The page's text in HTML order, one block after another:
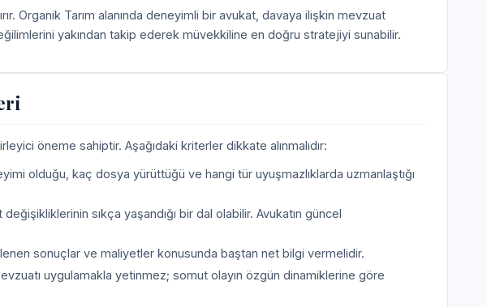
Organik Tarım alanında deneyimli bir avukat, davaya ilişkin mevzuat
yakından takip ederek müvekkiline en doğru stratejiyi sunabilir.
öneme sahiptir. Aşağıdaki kriterler dikkate alınmalıdır:
olduğu, kaç dosya yürüttüğü ve hangi tür uyuşmazlıklarda uzmanlaştığı
değişikliklerinin sıkça yaşandığı bir dal olabilir. Avukatın güncel
sonuçlar ve maliyetler konusunda baştan net bilgi vermelidir.
uygulamakla yetinmez; somut olayın özgün dinamiklerine göre